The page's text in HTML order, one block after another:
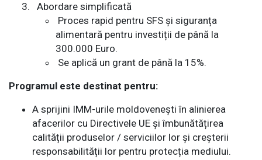
Abordare simplificată
Proces rapid pentru SFS și siguranța
alimentară pentru investiții de până la
300.000 Euro.
Se aplică un grant de până la 15%.
Programul este destinat pentru:
A sprijini IMM-urile moldovenești în alinierea
afacerilor cu Directivele UE și îmbunătățirea
calității produselor / serviciilor lor și creșterii
responsabilității lor pentru protecția mediului.